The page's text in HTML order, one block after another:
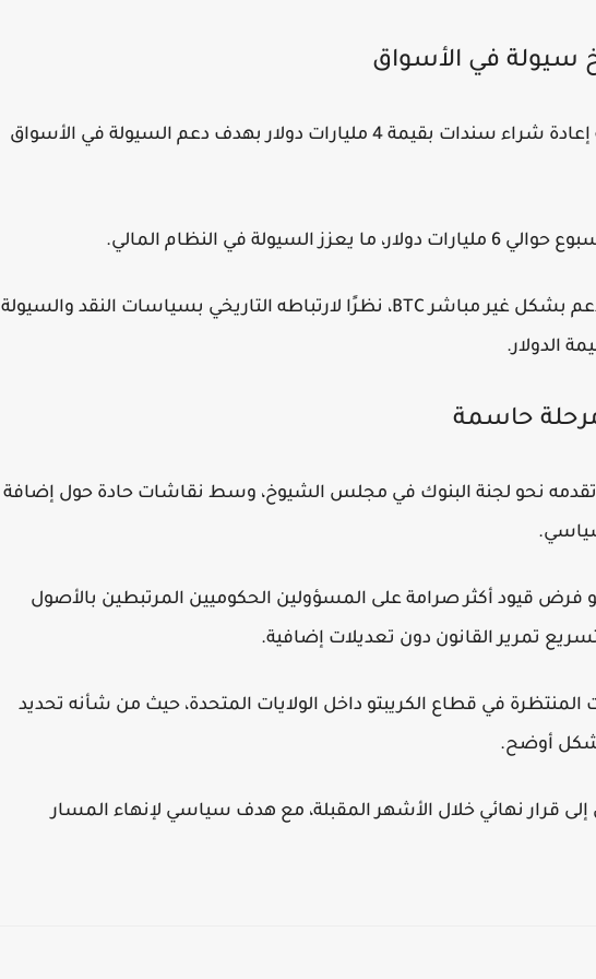
سيولة في الأسواق
قامت وزارة الخزانة الأمريكية بعملية إعادة شراء سندات بقيمة 4 مليارات دولار بهدف دعم السيولة في الأسواق
في النظام المالي.
ويرى محللون أن زيادة السيولة قد تدعم بشكل غير مباشر BTC، نظرًا لارتباطه التاريخي بسياسات النقد والسيولة
الدولار.
يواصل مشروع قانون CLARITY Act تقدمه نحو لجنة البنوك في مجلس الشيوخ، وسط نقاشات حادة حول إضافة
قيود أكثر صرامة على المسؤولين الحكوميين المرتبطين بالأصول
تمرير القانون دون تعديلات إضافية.
في قطاع الكريبتو داخل الولايات المتحدة، حيث من شأنه تحديد
إلى قرار نهائي خلال الأشهر المقبلة، مع هدف سياسي لإنهاء المسار